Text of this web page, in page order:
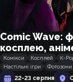
Comic Wave:
косплею,
Комікси Косплей K-
Настільні ігри
Фотозони
22-23 серпня